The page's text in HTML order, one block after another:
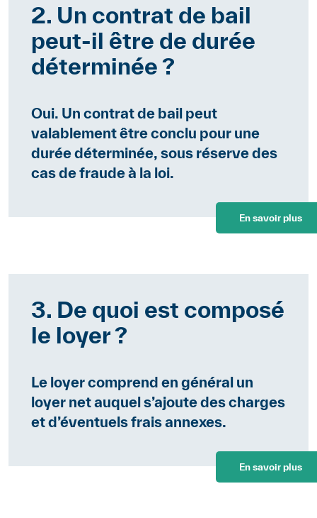
2. Un contrat de bail
peut-il être de durée
déterminée ?
Oui. Un contrat de bail peut
valablement être conclu pour une
durée déterminée, sous réserve des
cas de fraude à la loi.
En savoir plus
3. De quoi est composé
le loyer ?
Le loyer comprend en général un
loyer net auquel s’ajoute des charges
et d’éventuels frais annexes.
En savoir plus